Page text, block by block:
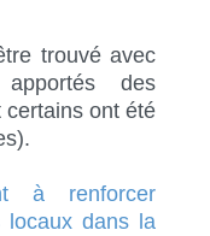
trouvé avec
des
ont été
à renforcer
locaux dans la